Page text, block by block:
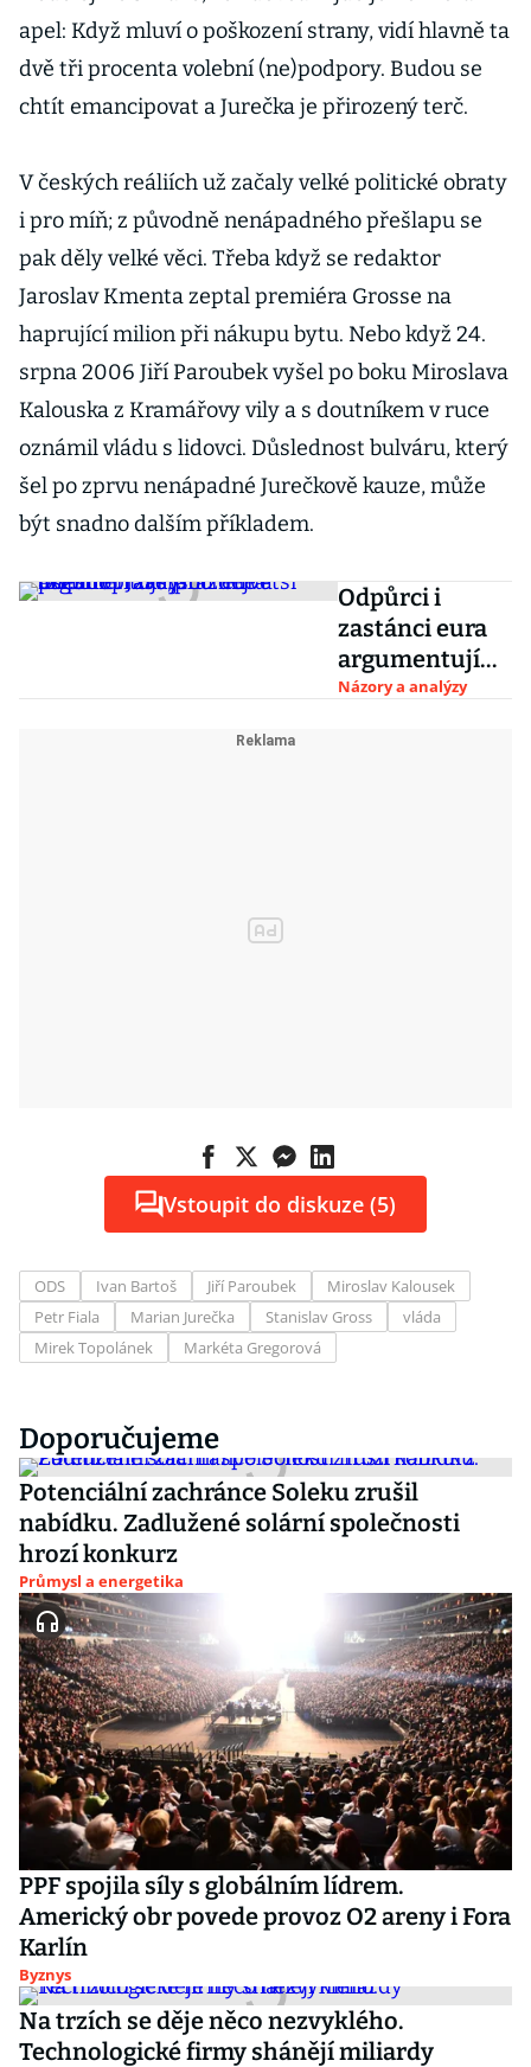
apel: Když mluví o poškození strany, vidí hlavně ta
dvě tři procenta volební (ne)podpory. Budou se
chtít emancipovat a Jurečka je přirozený terč.
V českých reáliích už začaly velké politické obraty
i pro míň; z původně nenápadného přešlapu se
pak děly velké věci. Třeba když se redaktor
Jaroslav Kmenta zeptal premiéra Grosse na
haprující milion při nákupu bytu. Nebo když 24.
srpna 2006 Jiří Paroubek vyšel po boku Miroslava
Kalouska z Kramářovy vily a s doutníkem v ruce
oznámil vládu s lidovci. Důslednost bulváru, který
šel po zprvu nenápadné Jurečkově kauze, může
být snadno dalším příkladem.
Odpůrci i
zastánci eura
argumentují
„prázdně a
Názory a analýzy
Vstoupit do diskuze (5)
ODS Ivan Bartoš Jiří Paroubek
Miroslav Kalousek
Petr Fiala
Marian Jurečka Stanislav Gross
vláda
Mirek Topolánek
Markéta Gregorová
Doporučujeme
Potenciální zachránce Soleku zrušil
nabídku. Zadlužené solární společnosti
hrozí konkurz
Průmysl a energetika
PPF spojila síly s globálním lídrem.
Americký obr povede provoz O2 areny i Fora
Karlín
Byznys
Na trzích se děje něco nezvyklého.
Technologické firmy shánějí miliardy